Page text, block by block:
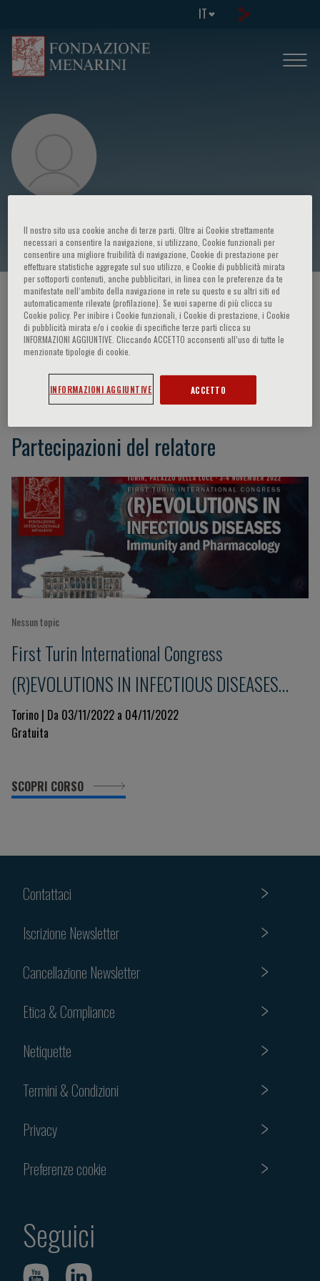
IT
G. Di Perri
HOME PAGE / CORSI ED EVENTI / RELATORE
G. Di Perri
Partecipazioni del relatore
Nessun topic
First Turin International Congress
(R)EVOLUTIONS IN INFECTIOUS DISEASES
Immunity and Pharmacology
Torino | Da 03/11/2022 a 04/11/2022
Gratuita
SCOPRI CORSO
Contattaci
Iscrizione Newsletter
Cancellazione Newsletter
Etica & Compliance
Netiquette
Termini & Condizioni
Privacy
Preferenze cookie
Seguici
Il nostro sito usa cookie anche di terze parti. Oltre ai Cookie strettamente
necessari a consentire la navigazione, si utilizzano, Cookie funzionali per
consentire una migliore fruibilità di navigazione, Cookie di prestazione per
effettuare statistiche aggregate sul suo utilizzo, e Cookie di pubblicità mirata
per sottoporti contenuti, anche pubblicitari, in linea con le preferenze da te
manifestate nell‘ambito della navigazione in rete su questo e su altri siti ed
automaticamente rilevate (profilazione). Se vuoi saperne di più clicca su
Cookie policy. Per inibire i Cookie funzionali, i Cookie di prestazione, i Cookie
di pubblicità mirata e/o i cookie di specifiche terze parti clicca su
INFORMAZIONI AGGIUNTIVE. Cliccando ACCETTO acconsenti all’uso di tutte le
menzionate tipologie di cookie.
INFORMAZIONI AGGIUNTIVE ACCETTO